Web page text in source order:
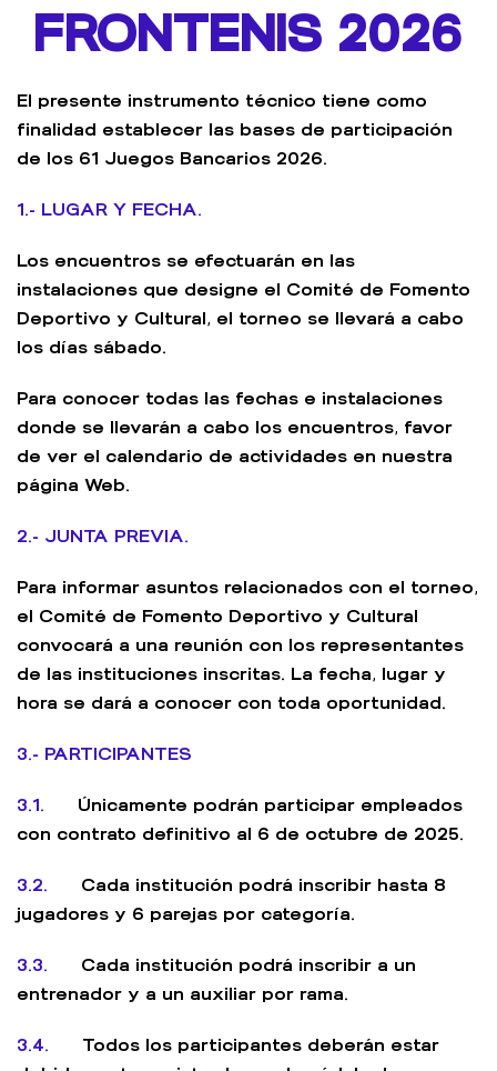
FRONTENIS 2026
El presente instrumento técnico tiene como
finalidad establecer las bases de participación
de los 61 Juegos Bancarios 2026.
1.- LUGAR Y FECHA.
Los encuentros se efectuarán en las
instalaciones que designe el Comité de Fomento
Deportivo y Cultural, el torneo se llevará a cabo
los días sábado.
Para conocer todas las fechas e instalaciones
donde se llevarán a cabo los encuentros, favor
de ver el calendario de actividades en nuestra
página Web.
2.- JUNTA PREVIA.
Para informar asuntos relacionados con el torneo,
el Comité de Fomento Deportivo y Cultural
convocará a una reunión con los representantes
de las instituciones inscritas. La fecha, lugar y
hora se dará a conocer con toda oportunidad.
3.- PARTICIPANTES
3.1. Únicamente podrán participar empleados
con contrato definitivo al 6 de octubre de 2025.
3.2. Cada institución podrá inscribir hasta 8
jugadores y 6 parejas por categoría.
3.3. Cada institución podrá inscribir a un
entrenador y a un auxiliar por rama.
3.4. Todos los participantes deberán estar